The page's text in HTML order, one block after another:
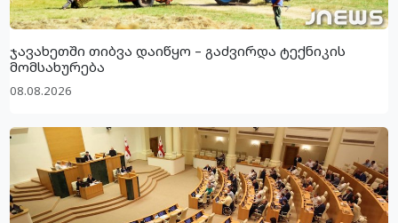
ჯავახეთში თიბვა დაიწყო – გაძვირდა ტექნიკის
მომსახურება
08.08.2026